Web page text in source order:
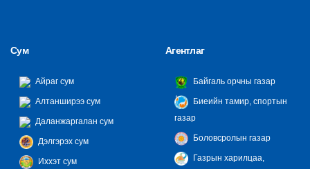
Сум
Айраг сум
Алтанширээ сум
Даланжаргалан сум
Дэлгэрэх сум
Иххэт сум
Агентлаг
Байгаль орчны газар
Биеийн тамир, спортын
газар
Боловсролын газар
Газрын харилцаа,